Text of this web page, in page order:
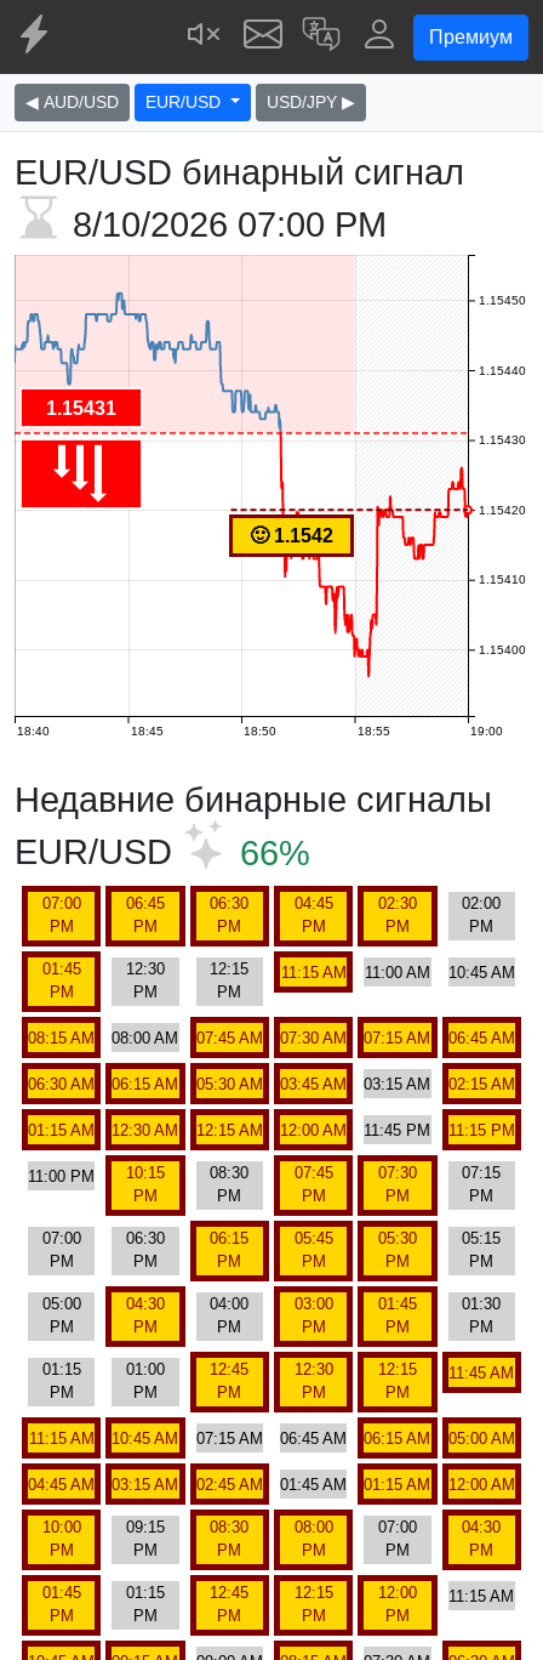
Премиум
◀ AUD/USD EUR/USD USD/JPY ▶
EUR/USD бинарный сигнал
8/10/2026 07:00 PM
18:40 18:45 18:50 18:55 19:00
1.15400
1.15410
1.15420
1.15430
1.15440
1.15450
1.15431
🙂 1.1542
Недавние бинарные сигналы
EUR/USD
66%
07:00
PM
06:45
PM
06:30
PM
04:45
PM
02:30
PM
02:00
PM
01:45
PM
12:30
PM
12:15
PM
11:15 AM 11:00 AM 10:45 AM
08:15 AM 08:00 AM 07:45 AM 07:30 AM 07:15 AM 06:45 AM
06:30 AM 06:15 AM 05:30 AM 03:45 AM 03:15 AM 02:15 AM
01:15 AM 12:30 AM 12:15 AM 12:00 AM 11:45 PM 11:15 PM
11:00 PM
10:15
PM
08:30
PM
07:45
PM
07:30
PM
07:15
PM
07:00
PM
06:30
PM
06:15
PM
05:45
PM
05:30
PM
05:15
PM
05:00
PM
04:30
PM
04:00
PM
03:00
PM
01:45
PM
01:30
PM
01:15
PM
01:00
PM
12:45
PM
12:30
PM
12:15
PM
11:45 AM
11:15 AM 10:45 AM 07:15 AM 06:45 AM 06:15 AM 05:00 AM
04:45 AM 03:15 AM 02:45 AM 01:45 AM 01:15 AM 12:00 AM
10:00
PM
09:15
PM
08:30
PM
08:00
PM
07:00
PM
04:30
PM
01:45
PM
01:15
PM
12:45
PM
12:15
PM
12:00
PM
11:15 AM